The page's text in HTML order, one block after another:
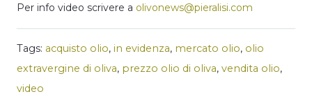
Per info video scrivere a olivonews@pieralisi.com
Tags: acquisto olio, in evidenza, mercato olio, olio
extravergine di oliva, prezzo olio di oliva, vendita olio,
video